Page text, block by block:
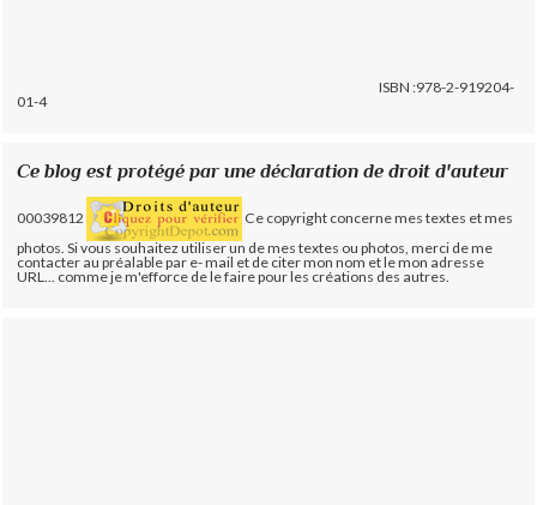
ISBN :978-2-919204-
01-4
Ce blog est protégé par une déclaration de droit d'auteur
00039812
Ce copyright concerne mes textes et mes
photos. Si vous souhaitez utiliser un de mes textes ou photos, merci de me
contacter au préalable par e- mail et de citer mon nom et le mon adresse
URL... comme je m'efforce de le faire pour les créations des autres.